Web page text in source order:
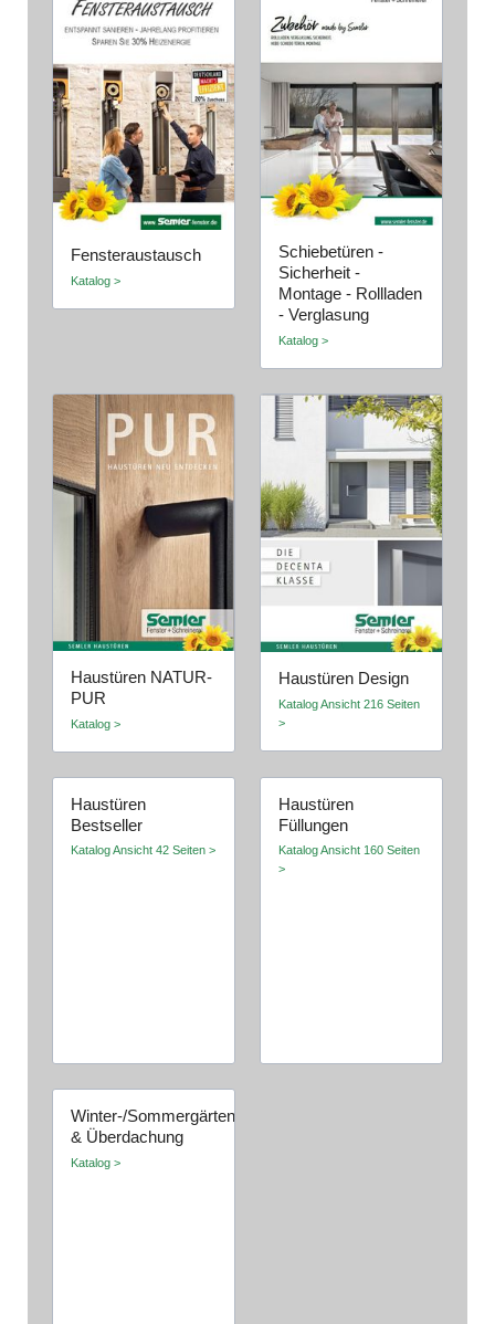
Fensteraustausch
Katalog >
Schiebetüren -
Sicherheit -
Montage - Rollladen
- Verglasung
Katalog >
Haustüren NATUR-
PUR
Katalog >
Haustüren Design
Katalog Ansicht 216 Seiten
>
Haustüren
Bestseller
Katalog Ansicht 42 Seiten >
Haustüren
Füllungen
Katalog Ansicht 160 Seiten
>
Winter-/Sommergärten
& Überdachung
Katalog >